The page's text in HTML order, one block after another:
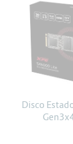
Disco